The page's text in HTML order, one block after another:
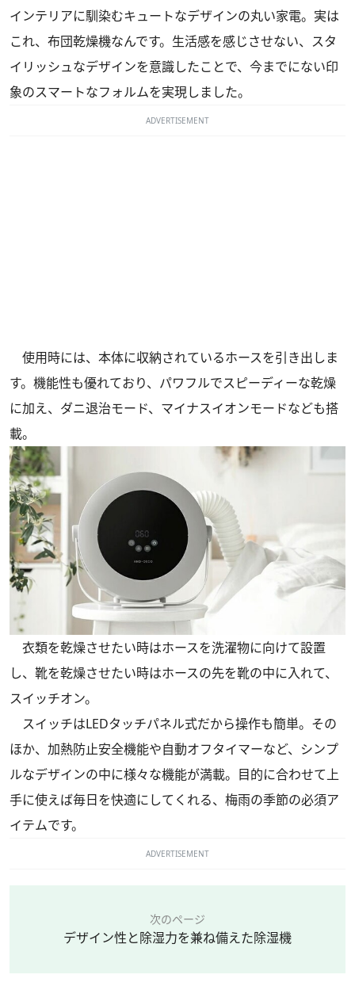
インテリアに馴染むキュートなデザインの丸い家電。実は
これ、布団乾燥機なんです。生活感を感じさせない、スタ
イリッシュなデザインを意識したことで、今までにない印
象のスマートなフォルムを実現しました。
ADVERTISEMENT
使用時には、本体に収納されているホースを引き出しま
す。機能性も優れており、パワフルでスピーディーな乾燥
に加え、ダニ退治モード、マイナスイオンモードなども搭
載。
衣類を乾燥させたい時はホースを洗濯物に向けて設置
し、靴を乾燥させたい時はホースの先を靴の中に入れて、
スイッチオン。
スイッチはLEDタッチパネル式だから操作も簡単。その
ほか、加熱防止安全機能や自動オフタイマーなど、シンプ
ルなデザインの中に様々な機能が満載。目的に合わせて上
手に使えば毎日を快適にしてくれる、梅雨の季節の必須ア
イテムです。
ADVERTISEMENT
次のページ
デザイン性と除湿力を兼ね備えた除湿機